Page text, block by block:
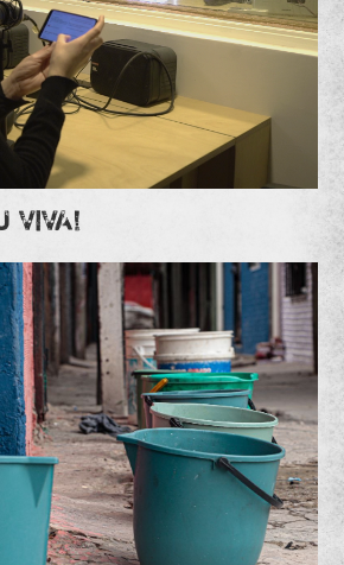
VIVA!